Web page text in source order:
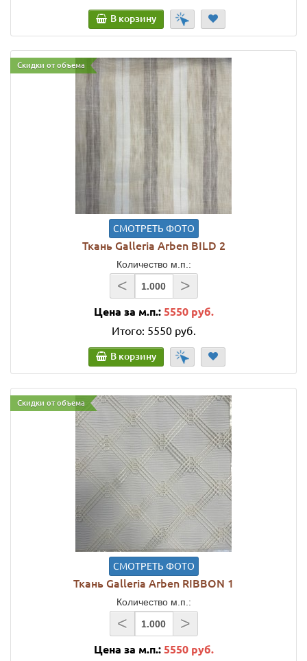
В корзину
Скидки от объема
СМОТРЕТЬ ФОТО
Ткань Galleria Arben BILD 2
Количество м.п.:
< >
Цена за м.п.: 5550 руб.
Итого: 5550 руб.
В корзину
Скидки от объема
СМОТРЕТЬ ФОТО
Ткань Galleria Arben RIBBON 1
Количество м.п.:
< >
Цена за м.п.: 5550 руб.